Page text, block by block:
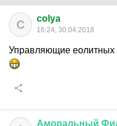
C colya
16:24, 30.04.2018
Управляющие еолитных
Аморальный